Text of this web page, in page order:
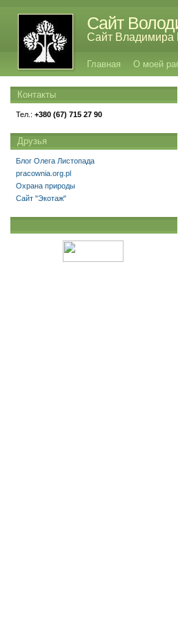
Сайт
Сайт Владимира
Главная О моей
Контакты
Тел.: +380 (67) 715 27 90
Друзья
Блог Олега Листопада
pracownia.org.pl
Охрана природы
Сайт "Экотаж"